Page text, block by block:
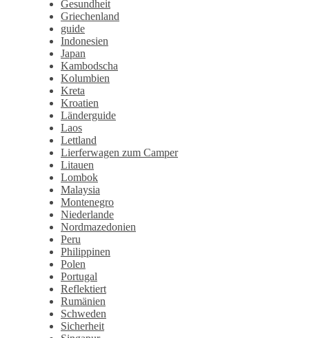
Gesundheit
Griechenland
guide
Indonesien
Japan
Kambodscha
Kolumbien
Kreta
Kroatien
Länderguide
Laos
Lettland
Lierferwagen zum Camper
Litauen
Lombok
Malaysia
Montenegro
Niederlande
Nordmazedonien
Peru
Philippinen
Polen
Portugal
Reflektiert
Rumänien
Schweden
Sicherheit